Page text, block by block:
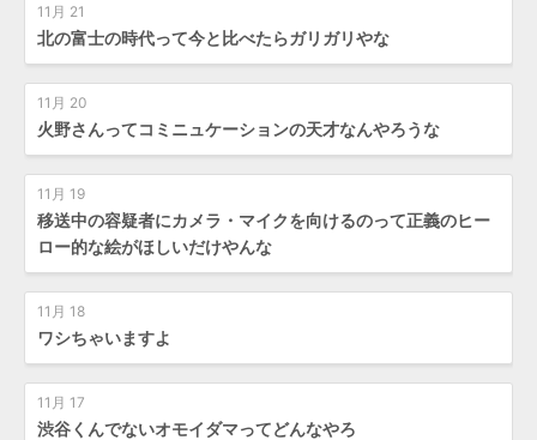
11月 21
北の富士の時代って今と比べたらガリガリやな
11月 20
火野さんってコミニュケーションの天才なんやろうな
11月 19
移送中の容疑者にカメラ・マイクを向けるのって正義のヒー
ロー的な絵がほしいだけやんな
11月 18
ワシちゃいますよ
11月 17
渋谷くんでないオモイダマってどんなやろ